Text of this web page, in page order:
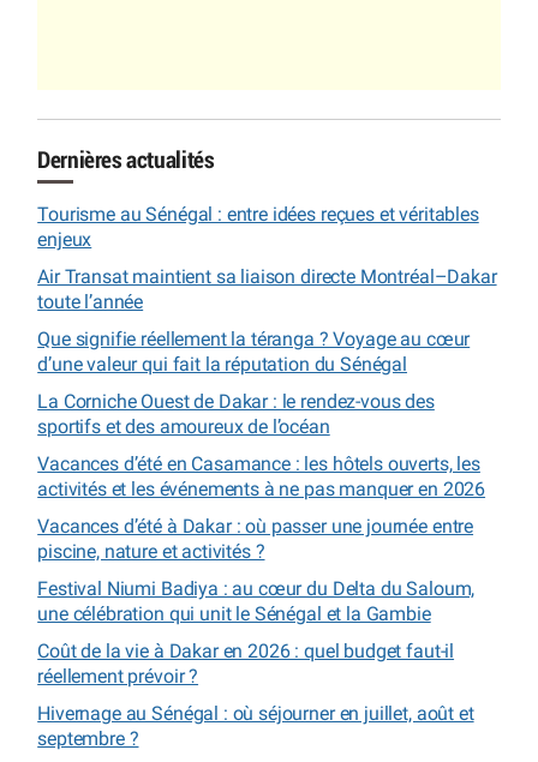
Dernières actualités
Tourisme au Sénégal : entre idées reçues et véritables
enjeux
Air Transat maintient sa liaison directe Montréal–Dakar
toute l’année
Que signifie réellement la téranga ? Voyage au cœur
d’une valeur qui fait la réputation du Sénégal
La Corniche Ouest de Dakar : le rendez-vous des
sportifs et des amoureux de l’océan
Vacances d’été en Casamance : les hôtels ouverts, les
activités et les événements à ne pas manquer en 2026
Vacances d’été à Dakar : où passer une journée entre
piscine, nature et activités ?
Festival Niumi Badiya : au cœur du Delta du Saloum,
une célébration qui unit le Sénégal et la Gambie
Coût de la vie à Dakar en 2026 : quel budget faut-il
réellement prévoir ?
Hivernage au Sénégal : où séjourner en juillet, août et
septembre ?